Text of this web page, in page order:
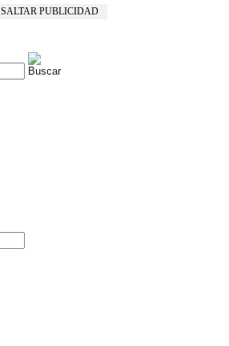
SALTAR PUBLICIDAD